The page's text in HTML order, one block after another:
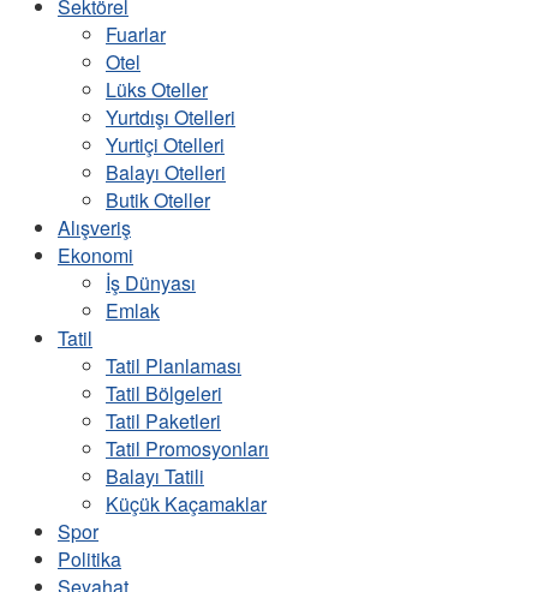
Sektörel
Fuarlar
Otel
Lüks Oteller
Yurtdışı Otelleri
Yurtiçi Otelleri
Balayı Otelleri
Butik Oteller
Alışveriş
Ekonomi
İş Dünyası
Emlak
Tatil
Tatil Planlaması
Tatil Bölgeleri
Tatil Paketleri
Tatil Promosyonları
Balayı Tatili
Küçük Kaçamaklar
Spor
Politika